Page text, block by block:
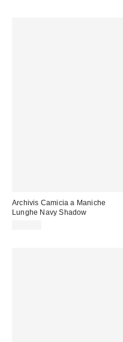
Archivis Camicia a Maniche
Lunghe Navy Shadow